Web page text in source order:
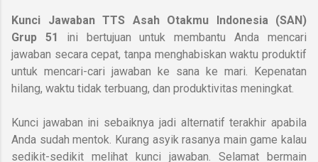
Kunci Jawaban TTS Asah Otakmu Indonesia (SAN)
Grup 51 ini bertujuan untuk membantu Anda mencari
jawaban secara cepat, tanpa menghabiskan waktu produktif
untuk mencari-cari jawaban ke sana ke mari. Kepenatan
hilang, waktu tidak terbuang, dan produktivitas meningkat.
Kunci jawaban ini sebaiknya jadi alternatif terakhir apabila
Anda sudah mentok. Kurang asyik rasanya main game kalau
sedikit-sedikit melihat kunci jawaban. Selamat bermain